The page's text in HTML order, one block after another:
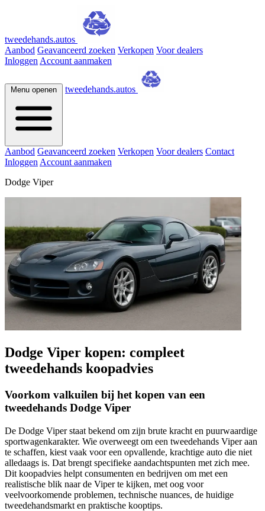
tweedehands.autos
Aanbod Geavanceerd zoeken Verkopen Voor dealers
Inloggen Account aanmaken
Menu openen tweedehands.autos
Aanbod Geavanceerd zoeken Verkopen Voor dealers Contact
Inloggen Account aanmaken
Dodge Viper
Dodge Viper kopen: compleet
tweedehands koopadvies
Voorkom valkuilen bij het kopen van een
tweedehands Dodge Viper
De Dodge Viper staat bekend om zijn brute kracht en puurwaardige
sportwagenkarakter. Wie overweegt om een tweedehands Viper aan
te schaffen, kiest vaak voor een opvallende, krachtige auto die niet
alledaags is. Dat brengt specifieke aandachtspunten met zich mee.
Dit koopadvies helpt consumenten en bedrijven om met een
realistische blik naar de Viper te kijken, met oog voor
veelvoorkomende problemen, technische nuances, de huidige
tweedehandsmarkt en praktische kooptips.